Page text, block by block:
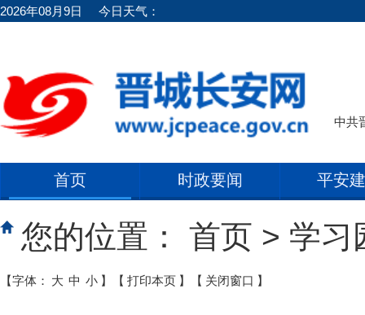
2026年08月9日 今日天气：
中共
首页 时政要闻 平安
您的位置： 首页 > 学习
【字体： 大 中 小 】 【 打印本页 】 【 关闭窗口 】